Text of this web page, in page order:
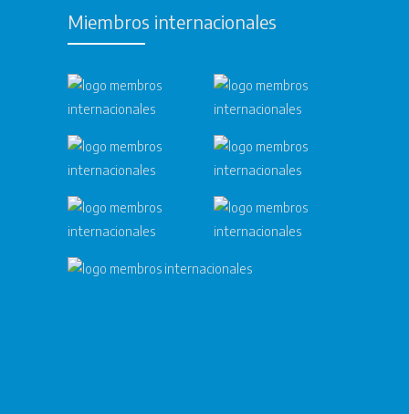
Miembros internacionales